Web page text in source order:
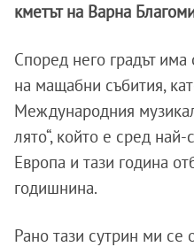
кметът на Варна
Според него градът
на мащабни събития,
Международния
лято“, който е сред
Европа и тази година
годишнина.
Рано тази сутрин ми се